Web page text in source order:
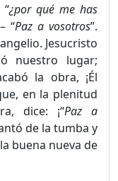
¿por qué me has
“Paz a vosotros”.
Jesucristo
nuestro lugar;
la obra, ¡Él
en la plenitud
dice: ¡“Paz a
de la tumba y
buena nueva de